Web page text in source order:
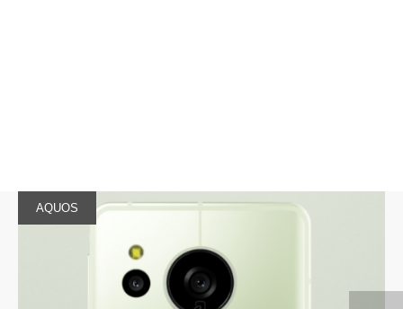
AQUOS